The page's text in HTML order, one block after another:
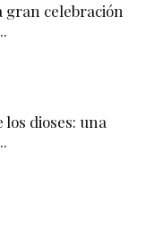
gran celebración
los dioses: una